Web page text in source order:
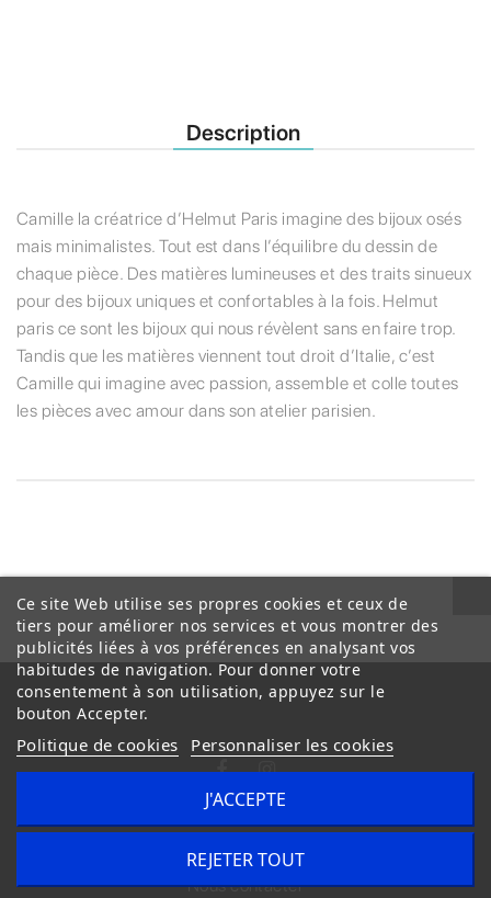
Description
Camille la créatrice d’Helmut Paris imagine des bijoux osés
mais minimalistes. Tout est dans l’équilibre du dessin de
chaque pièce. Des matières lumineuses et des traits sinueux
pour des bijoux uniques et confortables à la fois. Helmut
paris ce sont les bijoux qui nous révèlent sans en faire trop.
Tandis que les matières viennent tout droit d’Italie, c’est
Camille qui imagine avec passion, assemble et colle toutes
les pièces avec amour dans son atelier parisien.
Conditions Générales de Vente
Nous contacter
Ce site Web utilise ses propres cookies et ceux de
tiers pour améliorer nos services et vous montrer des
publicités liées à vos préférences en analysant vos
habitudes de navigation. Pour donner votre
consentement à son utilisation, appuyez sur le
bouton Accepter.
Politique de cookies Personnaliser les cookies
REJETER TOUT
J'ACCEPTE